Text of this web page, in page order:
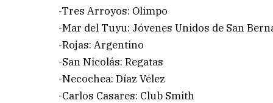
-Tres Arroyos: Olimpo
-Mar del Tuyu: Jóvenes Unidos de San
-Rojas: Argentino
-San Nicolás: Regatas
-Necochea: Díaz Vélez
-Carlos Casares: Club Smith